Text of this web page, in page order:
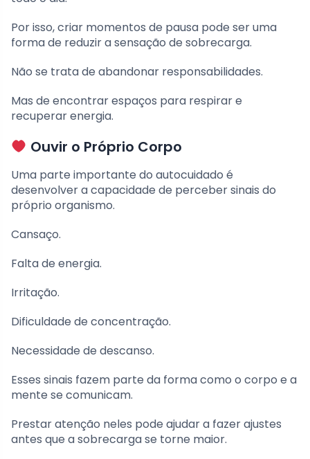
Por isso, criar momentos de pausa pode ser uma
forma de reduzir a sensação de sobrecarga.
Não se trata de abandonar responsabilidades.
Mas de encontrar espaços para respirar e
recuperar energia.
Ouvir o Próprio Corpo
Uma parte importante do autocuidado é
desenvolver a capacidade de perceber sinais do
próprio organismo.
Cansaço.
Falta de energia.
Irritação.
Dificuldade de concentração.
Necessidade de descanso.
Esses sinais fazem parte da forma como o corpo e a
mente se comunicam.
Prestar atenção neles pode ajudar a fazer ajustes
antes que a sobrecarga se torne maior.